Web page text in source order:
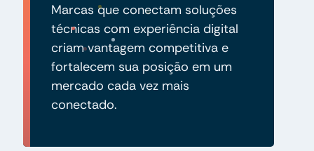
Marcas que conectam soluções
técnicas com experiência digital
criam vantagem competitiva e
fortalecem sua posição em um
mercado cada vez mais
conectado.